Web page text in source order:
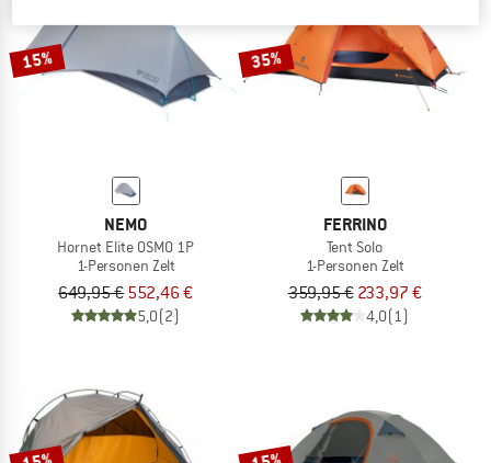
15%
NEMO
Hornet Elite OSMO 1P
1-Personen Zelt
649,95 € 552,46 €
5,0(2)
35%
FERRINO
Tent Solo
1-Personen Zelt
359,95 € 233,97 €
4,0(1)